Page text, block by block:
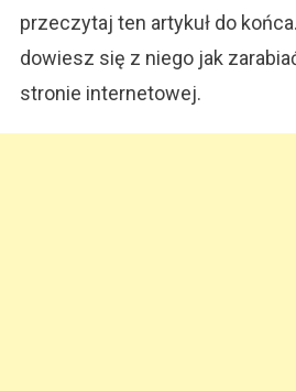
przeczytaj ten artykuł do
dowiesz się z niego jak
stronie internetowej.